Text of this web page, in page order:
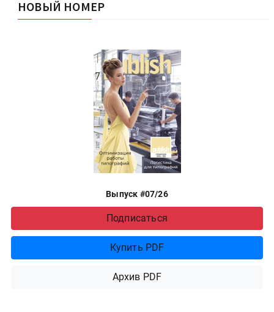
НОВЫЙ НОМЕР
Выпуск #07/26
Подписаться
Купить PDF
Архив PDF